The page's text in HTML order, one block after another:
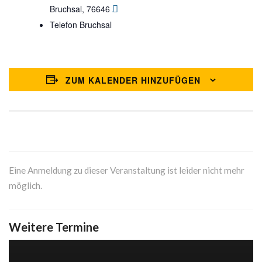
Bruchsal, 76646 Google Karte anzeigen
Telefon Bruchsal
ZUM KALENDER HINZUFÜGEN
Eine Anmeldung zu dieser Veranstaltung ist leider nicht mehr
möglich.
Weitere Termine